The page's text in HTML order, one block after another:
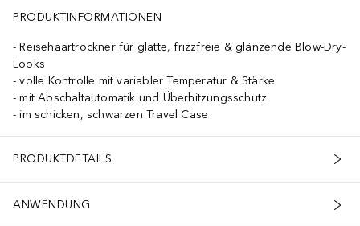
PRODUKTINFORMATIONEN
Reisehaartrockner für glatte, frizzfreie & glänzende Blow-Dry-
Looks
volle Kontrolle mit variabler Temperatur & Stärke
mit Abschaltautomatik und Überhitzungsschutz
im schicken, schwarzen Travel Case
PRODUKTDETAILS
ANWENDUNG